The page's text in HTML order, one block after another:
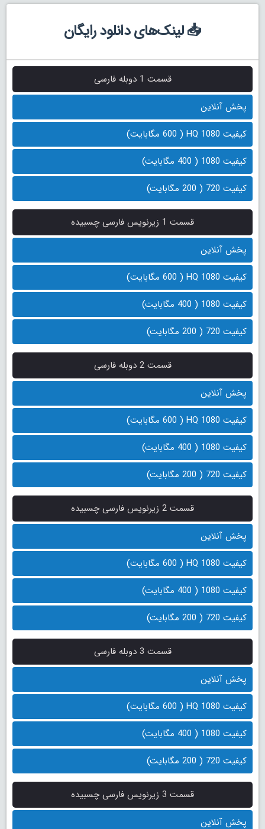
📥 لینک‌های دانلود رایگان
قسمت 1 دوبله فارسی
پخش آنلاین
کیفیت 1080 HQ ( 600 مگابایت)
کیفیت 1080 ( 400 مگابایت)
کیفیت 720 ( 200 مگابایت)
قسمت 1 زیرنویس فارسی چسبیده
پخش آنلاین
کیفیت 1080 HQ ( 600 مگابایت)
کیفیت 1080 ( 400 مگابایت)
کیفیت 720 ( 200 مگابایت)
قسمت 2 دوبله فارسی
پخش آنلاین
کیفیت 1080 HQ ( 600 مگابایت)
کیفیت 1080 ( 400 مگابایت)
کیفیت 720 ( 200 مگابایت)
قسمت 2 زیرنویس فارسی چسبیده
پخش آنلاین
کیفیت 1080 HQ ( 600 مگابایت)
کیفیت 1080 ( 400 مگابایت)
کیفیت 720 ( 200 مگابایت)
قسمت 3 دوبله فارسی
پخش آنلاین
کیفیت 1080 HQ ( 600 مگابایت)
کیفیت 1080 ( 400 مگابایت)
کیفیت 720 ( 200 مگابایت)
قسمت 3 زیرنویس فارسی چسبیده
پخش آنلاین